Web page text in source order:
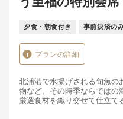
夕食・朝食付き 事前決済の
プランの詳細
北浦港で水揚げされる旬魚の
物など、その時季ならではの
厳選食材を織り交ぜて仕立て